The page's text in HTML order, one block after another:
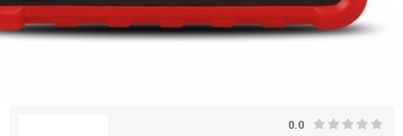
0.0